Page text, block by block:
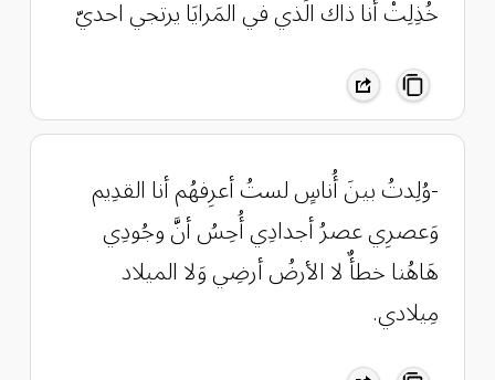
خُذِلِتْ أنا ذاك الَذي في المَرايَا يرتجي احديّ
-وُلِدتُ بينَ أُناسٍ لستُ أعرِفهُم أنا القدِيم
وَعصرِي عصرُ أجدادِي أُحِسُ أنَّ وجُودِي
هَاهُنا خطأٌ لا الأرضُ أرضِي وَلا الميلاد
مِيلادي.